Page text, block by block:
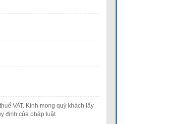
VAT. Kính mong quý khách lấy
định của pháp luật